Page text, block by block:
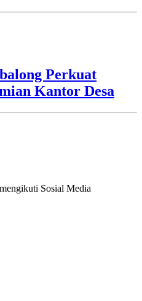
Perkuat
Kantor Desa
Sosial Media